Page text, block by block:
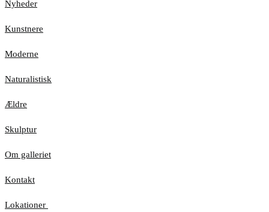
Nyheder
Kunstnere
Moderne
Naturalistisk
Ældre
Skulptur
Om galleriet
Kontakt
Lokationer